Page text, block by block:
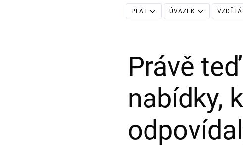
PLAT ÚVAZEK
Právě
nabídky,